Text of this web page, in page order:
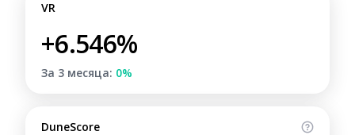
VR
+6.546%
За 3 месяца: 0%
DuneScore